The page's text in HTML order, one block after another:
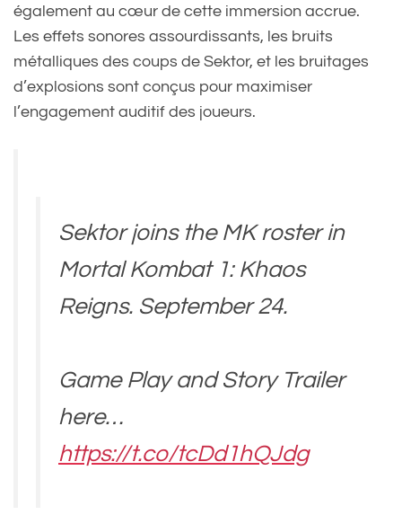
également au cœur de cette immersion accrue.
Les effets sonores assourdissants, les bruits
métalliques des coups de Sektor, et les bruitages
d’explosions sont conçus pour maximiser
l’engagement auditif des joueurs.
Sektor joins the MK roster in
Mortal Kombat 1: Khaos
Reigns. September 24.
Game Play and Story Trailer
here…
https://t.co/tcDd1hQJdg